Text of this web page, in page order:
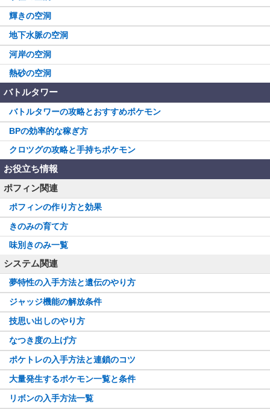
輝きの空洞
地下水脈の空洞
河岸の空洞
熱砂の空洞
バトルタワー
バトルタワーの攻略とおすすめポケモン
BPの効率的な稼ぎ方
クロツグの攻略と手持ちポケモン
お役立ち情報
ポフィン関連
ポフィンの作り方と効果
きのみの育て方
味別きのみ一覧
システム関連
夢特性の入手方法と遺伝のやり方
ジャッジ機能の解放条件
技思い出しのやり方
なつき度の上げ方
ポケトレの入手方法と連鎖のコツ
大量発生するポケモン一覧と条件
リボンの入手方法一覧